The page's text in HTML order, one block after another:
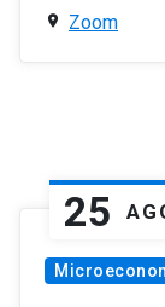
Zoom
25